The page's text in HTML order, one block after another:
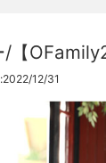
【
12/31